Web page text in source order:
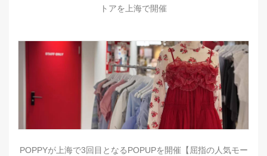
トアを上海で開催
POPPYが上海で3回目となるPOPUPを開催【屈指の人気モー